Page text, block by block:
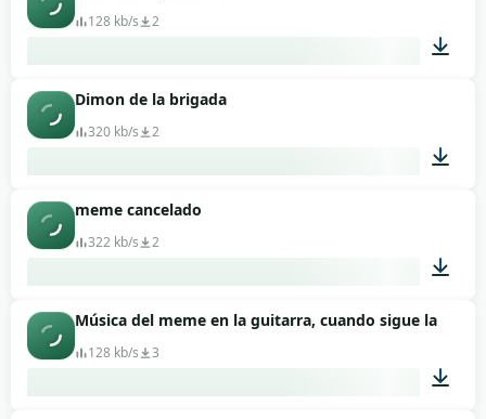
128 kb/s 2
Dimon de la brigada
320 kb/s 2
meme cancelado
322 kb/s 2
00:05
Música del meme en la guitarra, cuando sigue la
128 kb/s 3